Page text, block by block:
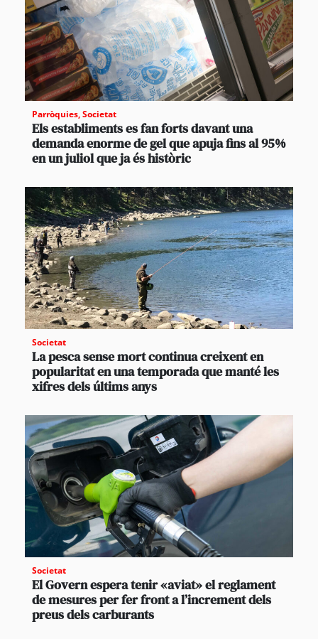
Parròquies,Societat
Els establiments es fan forts davant una
demanda enorme de gel que apuja fins al 95%
en un juliol que ja és històric
Societat
La pesca sense mort continua creixent en
popularitat en una temporada que manté les
xifres dels últims anys
Societat
El Govern espera tenir «aviat» el reglament
de mesures per fer front a l’increment dels
preus dels carburants